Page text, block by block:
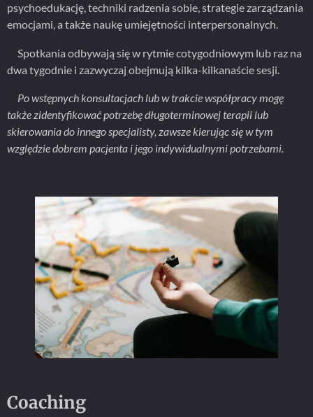
psychoedukację, techniki radzenia sobie, strategie zarządzania
emocjami, a także naukę umiejętności interpersonalnych.
Spotkania odbywają się w rytmie cotygodniowym lub raz na
dwa tygodnie i zazwyczaj obejmują kilka-kilkanaście sesji.
Po wstępnych konsultacjach lub w trakcie współpracy mogę
także zidentyfikować potrzebę długoterminowej terapii lub
skierowania do innego specjalisty, zawsze kierując się w tym
względzie dobrem pacjenta i jego indywidualnymi potrzebami.
Coaching